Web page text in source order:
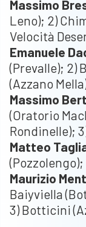
Massimo
Leno); 2)
Velocità
Emanuele
(Prevalle); 2)
(Azzano
Massimo
(Oratorio
Rondinelle);
Matteo
Maurizio
Baiyviella
3) Botticini